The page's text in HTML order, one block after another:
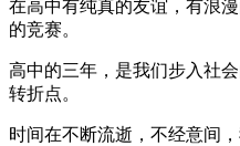
在高中有纯真的友谊，有浪
的竞赛。
高中的三年，是我们步入社
转折点。
时间在不断流逝，不经意间